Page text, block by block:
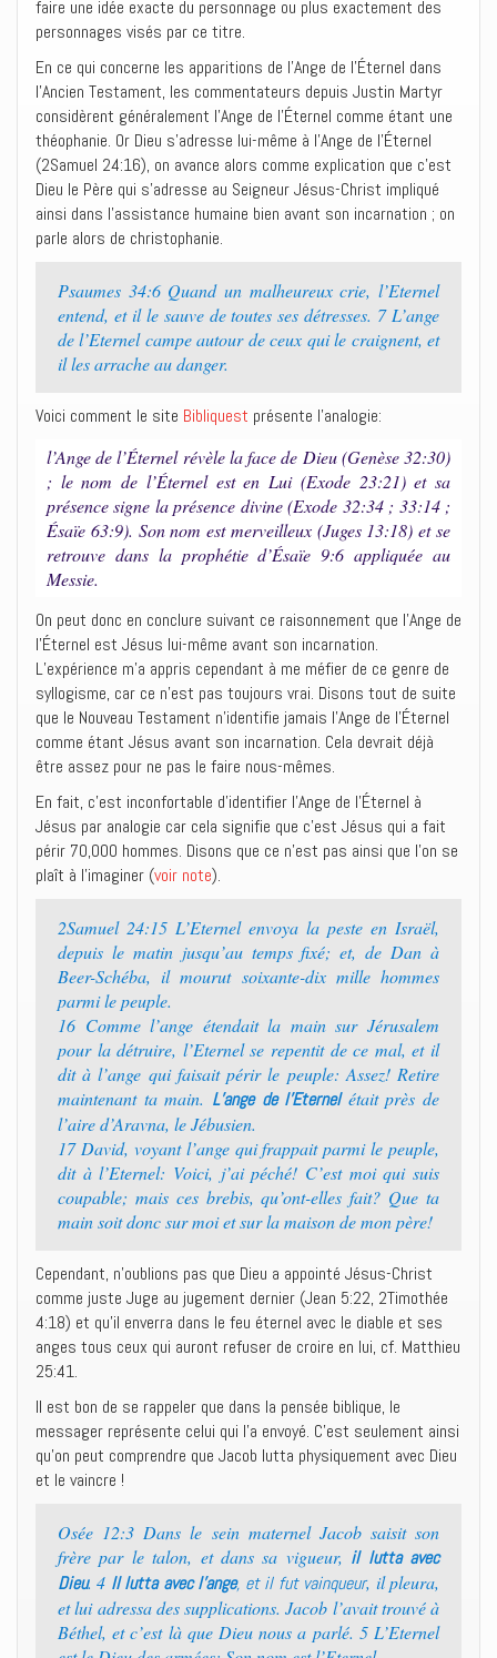
faire une idée exacte du personnage ou plus exactement des
personnages visés par ce titre.
En ce qui concerne les apparitions de l’Ange de l’Éternel dans
l’Ancien Testament, les commentateurs depuis Justin Martyr
considèrent généralement l’Ange de l’Éternel comme étant une
théophanie. Or Dieu s’adresse lui-même à l’Ange de l’Éternel
(2Samuel 24:16), on avance alors comme explication que c’est
Dieu le Père qui s’adresse au Seigneur Jésus-Christ impliqué
ainsi dans l’assistance humaine bien avant son incarnation ; on
parle alors de christophanie.
Psaumes 34:6 Quand un malheureux crie, l’Eternel
entend, et il le sauve de toutes ses détresses. 7 L’ange
de l’Eternel campe autour de ceux qui le craignent, et
il les arrache au danger.
Voici comment le site Bibliquest présente l’analogie:
l’Ange de l’Éternel révèle la face de Dieu (Genèse 32:30)
; le nom de l’Éternel est en Lui (Exode 23:21) et sa
présence signe la présence divine (Exode 32:34 ; 33:14 ;
Ésaïe 63:9). Son nom est merveilleux (Juges 13:18) et se
retrouve dans la prophétie d’Ésaïe 9:6 appliquée au
Messie.
On peut donc en conclure suivant ce raisonnement que l’Ange de
l’Éternel est Jésus lui-même avant son incarnation.
L’expérience m’a appris cependant à me méfier de ce genre de
syllogisme, car ce n’est pas toujours vrai. Disons tout de suite
que le Nouveau Testament n’identifie jamais l’Ange de l’Éternel
comme étant Jésus avant son incarnation. Cela devrait déjà
être assez pour ne pas le faire nous-mêmes.
En fait, c’est inconfortable d’identifier l’Ange de l’Éternel à
Jésus par analogie car cela signifie que c’est Jésus qui a fait
périr 70,000 hommes. Disons que ce n’est pas ainsi que l’on se
plaît à l’imaginer (voir note).
2Samuel 24:15 L’Eternel envoya la peste en Israël,
depuis le matin jusqu’au temps fixé; et, de Dan à
Beer-Schéba, il mourut soixante-dix mille hommes
parmi le peuple.
16 Comme l’ange étendait la main sur Jérusalem
pour la détruire, l’Eternel se repentit de ce mal, et il
dit à l’ange qui faisait périr le peuple: Assez! Retire
maintenant ta main. L’ange de l’Eternelétait près de
l’aire d’Aravna, le Jébusien.
17 David, voyant l’ange qui frappait parmi le peuple,
dit à l’Eternel: Voici, j’ai péché! C’est moi qui suis
coupable; mais ces brebis, qu’ont-elles fait? Que ta
main soit donc sur moi et sur la maison de mon père!
Cependant, n’oublions pas que Dieu a appointé Jésus-Christ
comme juste Juge au jugement dernier (Jean 5:22, 2Timothée
4:18) et qu’il enverra dans le feu éternel avec le diable et ses
anges tous ceux qui auront refuser de croire en lui, cf. Matthieu
25:41.
Il est bon de se rappeler que dans la pensée biblique, le
messager représente celui qui l’a envoyé. C’est seulement ainsi
qu’on peut comprendre que Jacob lutta physiquement avec Dieu
et le vaincre !
Osée 12:3 Dans le sein maternel Jacob saisit son
frère par le talon, et dans sa vigueur, il lutta avec
Dieu. 4 Il lutta avec l’ange, et il fut vainqueur, il pleura,
et lui adressa des supplications. Jacob l’avait trouvé à
Béthel, et c’est là que Dieu nous a parlé. 5 L’Eternel